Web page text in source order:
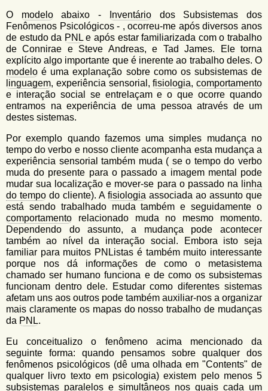
O modeloabaixo - Inventáriodos Subsistemas dos
Fenômenos Psicológicos - , ocorreu-me após diversos anos
de estudo da PNLe após estar familiarizada com o trabalho
de Connirae e Steve Andreas, e Tad James. Ele torna
explícito algo importante que é inerente ao trabalho deles. O
modelo é uma explanação sobre como os subsistemas de
linguagem, experiência sensorial,fisiologia, comportamento
e interação social se entrelaçam e o que ocorre quando
entramos na experiência de uma pessoa através de um
destes sistemas.
Por exemplo quando fazemos uma simples mudança no
tempo do verbo e nosso cliente acompanha esta mudança a
experiência sensorial também muda ( se o tempo do verbo
muda do presente para o passado a imagem mental pode
mudar sua localização e mover-se para o passado na
linha
do tempo do cliente). A fisiologia associada ao assunto que
está sendo trabalhado muda também e seguidamente o
comportamento relacionado muda no mesmo momento.
Dependendo do assunto, a mudança pode acontecer
também ao nível da interação social. Embora isto seja
familiar para muitos PNListas é também muito interessante
porque nos dá informações de como o metasistema
chamado ser humano funciona e de como os subsistemas
funcionam dentro dele. Estudar como diferentes sistemas
afetam uns aos outros pode também auxiliar-nos a organizar
mais claramente os mapas do nosso trabalho de mudanças
da PNL.
Eu conceitualizo o fenômeno acima mencionado da
seguinte forma: quando pensamos sobre qualquer dos
fenômenos psicológicos (dê uma olhada em "Contents" de
qualquer livro texto em psicologia) existem pelo menos 5
subsistemas paralelos e simultâneos nos quais cada um